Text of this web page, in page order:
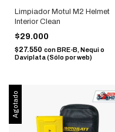
Limpiador Motul M2 Helmet
Interior Clean
$29.000
$27.550 conBRE-B, Nequi o
Daviplata (Sólo por web)
Agotado